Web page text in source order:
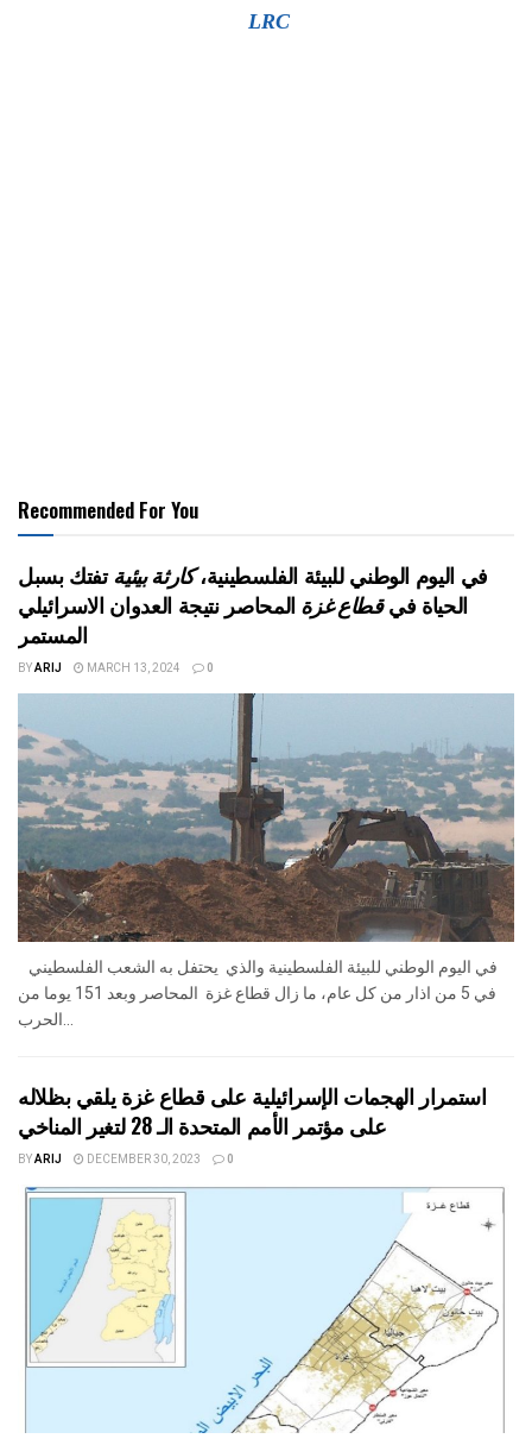
LRC
Recommended For You
في اليوم الوطني للبيئة الفلسطينية،كارثة بيئيةتفتك بسبل
الحياة فيقطاع غزة المحاصر نتيجة العدوان الاسرائيلي
المستمر
BYARIJ MARCH 13, 2024 0
في 5 من اذار من كل عام، ما زال قطاع غزة المحاصر وبعد 151 يوما من
استمرار الهجمات الإسرائيلية على قطاع غزة يلقي بظلاله
على مؤتمر الأمم المتحدة الـ 28 لتغير المناخي
BYARIJ DECEMBER 30, 2023 0